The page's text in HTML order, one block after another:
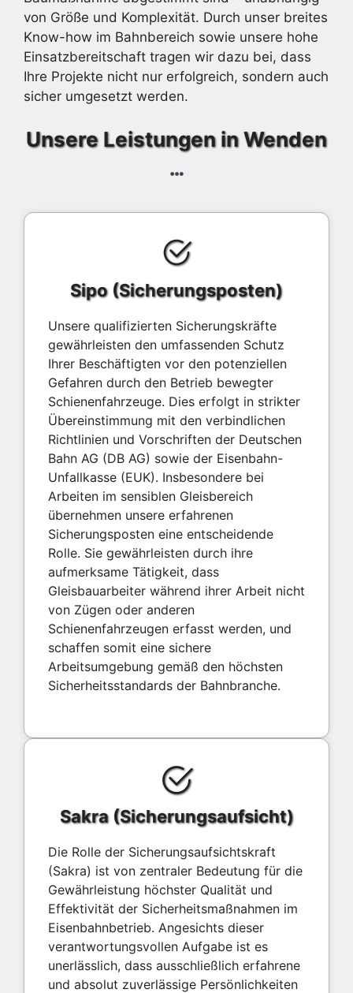
von Größe und Komplexität. Durch unser breites
Know-how im Bahnbereich sowie unsere hohe
Einsatzbereitschaft tragen wir dazu bei, dass
Ihre Projekte nicht nur erfolgreich, sondern auch
sicher umgesetzt werden.
Unsere Leistungen in Wenden
Sipo (Sicherungsposten)
Unsere qualifizierten Sicherungskräfte
gewährleisten den umfassenden Schutz
Ihrer Beschäftigten vor den potenziellen
Gefahren durch den Betrieb bewegter
Schienenfahrzeuge. Dies erfolgt in strikter
Übereinstimmung mit den verbindlichen
Richtlinien und Vorschriften der Deutschen
Bahn AG (DB AG) sowie der Eisenbahn-
Unfallkasse (EUK). Insbesondere bei
Arbeiten im sensiblen Gleisbereich
übernehmen unsere erfahrenen
Sicherungsposten eine entscheidende
Rolle. Sie gewährleisten durch ihre
aufmerksame Tätigkeit, dass
Gleisbauarbeiter während ihrer Arbeit nicht
von Zügen oder anderen
Schienenfahrzeugen erfasst werden, und
schaffen somit eine sichere
Arbeitsumgebung gemäß den höchsten
Sicherheitsstandards der Bahnbranche.
Sakra (Sicherungsaufsicht)
Die Rolle der Sicherungsaufsichtskraft
(Sakra) ist von zentraler Bedeutung für die
Gewährleistung höchster Qualität und
Effektivität der Sicherheitsmaßnahmen im
Eisenbahnbetrieb. Angesichts dieser
verantwortungsvollen Aufgabe ist es
unerlässlich, dass ausschließlich erfahrene
und absolut zuverlässige Persönlichkeiten